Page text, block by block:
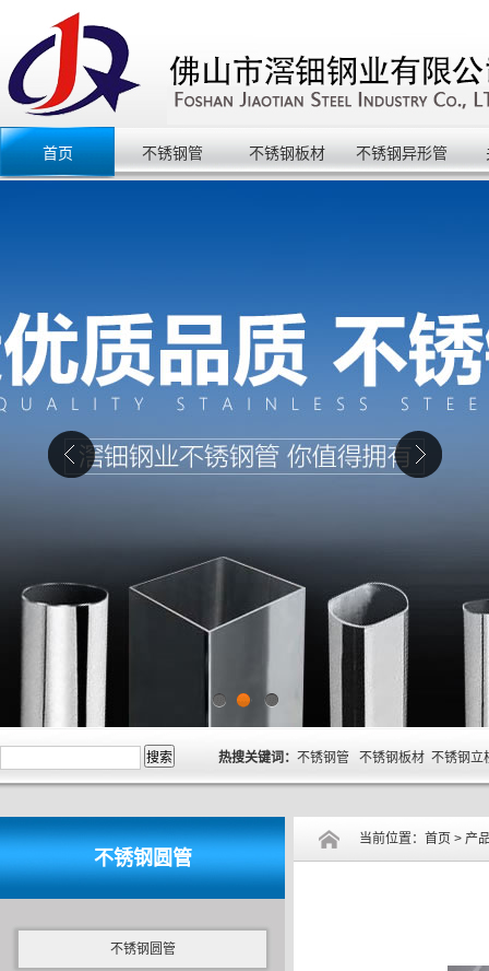
首页 不锈钢管 不锈钢板材 不锈钢异形管
热搜关键词： 不锈钢管 不锈钢板材 不锈钢立
不锈钢圆管
不锈钢圆管
当前位置： 首页 > 产